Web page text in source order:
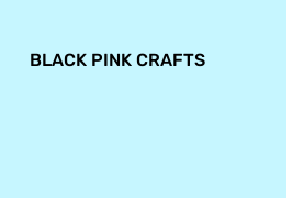
BLACK PINK CRAFTS